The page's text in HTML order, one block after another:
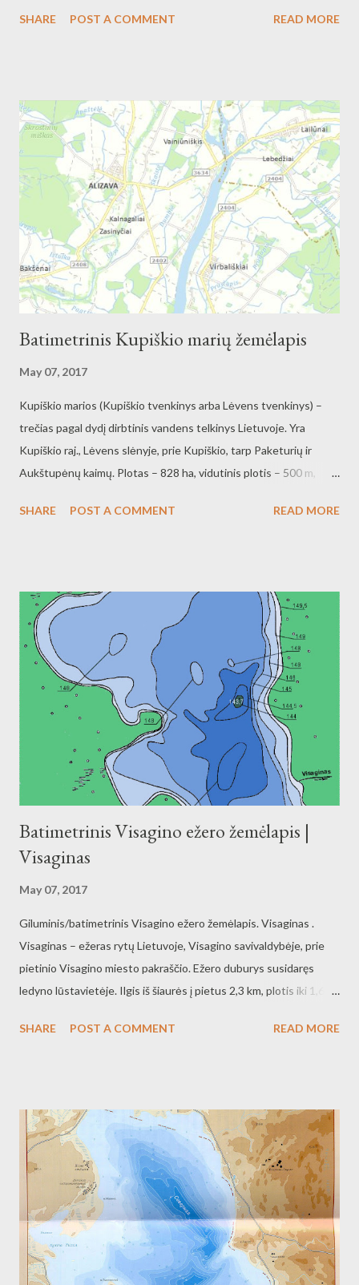
dengia durpingas molis, pakraščiuose – durpės, smėlis. Notigalės
SHARE POST A COMMENT READ MORE
Batimetrinis Kupiškio marių žemėlapis
May 07, 2017
Kupiškio marios (Kupiškio tvenkinys arba Lėvens tvenkinys) –
trečias pagal dydį dirbtinis vandens telkinys Lietuvoje. Yra
Kupiškio raj., Lėvens slėnyje, prie Kupiškio, tarp Paketurių ir
Aukštupėnų kaimų. Plotas – 828 ha, vidutinis plotis – 500 m,
šiaurinę pusę nusidriekusios 19,9 km. Yra 2 pusiasaliai (Uošvės
SHARE POST A COMMENT READ MORE
Batimetrinis Visagino ežero žemėlapis |
Visaginas
May 07, 2017
Giluminis/batimetrinis Visagino ežero žemėlapis. Visaginas .
Visaginas – ežeras rytų Lietuvoje, Visagino savivaldybėje, prie
pietinio Visagino miesto pakraščio. Ežero duburys susidaręs
ledyno lūstavietėje. Ilgis iš šiaurės į pietus 2,3 km, plotis iki 1,6
ir vakaruose. Ežere yra 2 salos (šiaurės vakaruose), kurių bendras
asiūkliais. Į ežerą suteka 2 upeliai (Paklevė ir bevardis), o išteka
Visagino upelis (į Drūkšių ežerą)[1]. Šiaurinė ežero pakrantė yra
populiari visaginiečių poilsio vieta, čia pastatytas Visagino
centrinis stadionas. Pietinėje pakrantėje įsikūręs Ramybės
kaimas. Pagal šį ežerą Visaginu pervadinta Sniečkaus gyvenvietė.
Ežero pavadinimas kildinamas iš žodžių „visi ginas“.
SHARE POST A COMMENT READ MORE